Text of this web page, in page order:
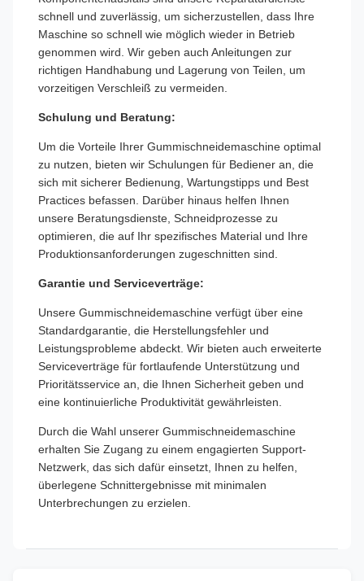
schnell und zuverlässig, um sicherzustellen, dass Ihre
Maschine so schnell wie möglich wieder in Betrieb
genommen wird. Wir geben auch Anleitungen zur
richtigen Handhabung und Lagerung von Teilen, um
vorzeitigen Verschleiß zu vermeiden.
Schulung und Beratung:
Um die Vorteile Ihrer Gummischneidemaschine optimal
zu nutzen, bieten wir Schulungen für Bediener an, die
sich mit sicherer Bedienung, Wartungstipps und Best
Practices befassen. Darüber hinaus helfen Ihnen
unsere Beratungsdienste, Schneidprozesse zu
optimieren, die auf Ihr spezifisches Material und Ihre
Produktionsanforderungen zugeschnitten sind.
Garantie und Serviceverträge:
Unsere Gummischneidemaschine verfügt über eine
Standardgarantie, die Herstellungsfehler und
Leistungsprobleme abdeckt. Wir bieten auch erweiterte
Serviceverträge für fortlaufende Unterstützung und
Prioritätsservice an, die Ihnen Sicherheit geben und
eine kontinuierliche Produktivität gewährleisten.
Durch die Wahl unserer Gummischneidemaschine
erhalten Sie Zugang zu einem engagierten Support-
Netzwerk, das sich dafür einsetzt, Ihnen zu helfen,
überlegene Schnittergebnisse mit minimalen
Unterbrechungen zu erzielen.